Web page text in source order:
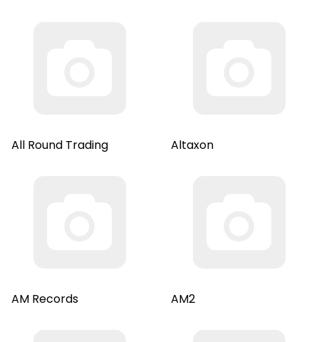
All Round Trading Altaxon
AM Records AM2